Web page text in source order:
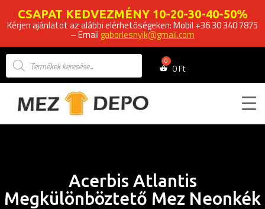
CSAPAT KEDVEZMÉNY 10-20-30-40-50%
Kérjen ajánlatot az alábbi elérhetőségeken: Mobil +36 30 340 7875
– Email gaborlesnyik@gmail.com
Products
search 0Ft
Acerbis Atlantis
Megkülönböztető Mez Neonkék